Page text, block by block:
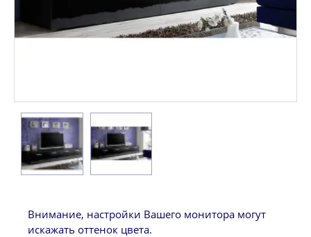
Внимание, настройки Вашего монитора могут
искажать оттенок цвета.